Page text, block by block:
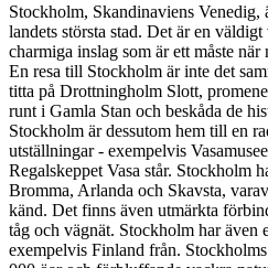
Stockholm, Skandinaviens Venedig,
landets största stad. Det är en
charmiga inslag som är ett måste när
En resa till Stockholm är inte det
titta på Drottningholm Slott,
runt i Gamla Stan och beskåda de
Stockholm är dessutom hem till en
utställningar - exempelvis
Regalskeppet Vasa står. Stockholm
Bromma, Arlanda och Skavsta,
känd. Det finns även utmärkta
tåg och vägnät. Stockholm har även
exempelvis Finland från.